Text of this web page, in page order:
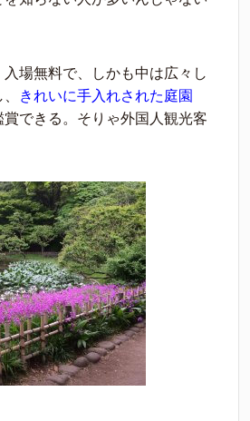
場無料で、しかも中は広々し
きれいに手入れされた庭園
賞できる。そりゃ外国人観光客